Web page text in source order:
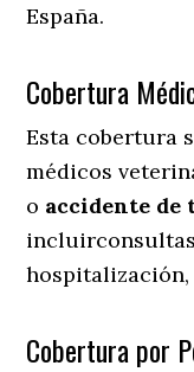
España.
Cobertura
Esta cobertura
médicos
o accidente de
hospitalización,
Cobertura por